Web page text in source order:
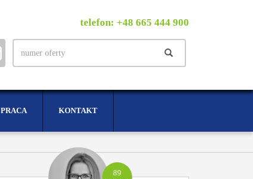
telefon: +48 665 444 900
PRACA KONTAKT
89